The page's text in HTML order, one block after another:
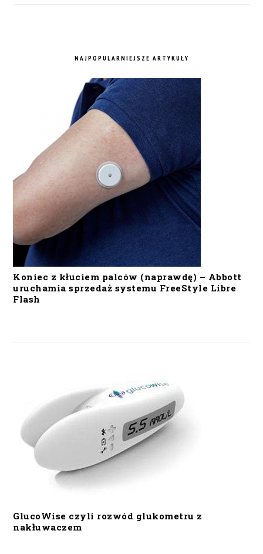
NAJPOPULARNIEJSZE ARTYKUŁY
Koniec z kłuciem palców (naprawdę) – Abbott
uruchamia sprzedaż systemu FreeStyle Libre
Flash
GlucoWise czyli rozwód glukometru z
nakłuwaczem